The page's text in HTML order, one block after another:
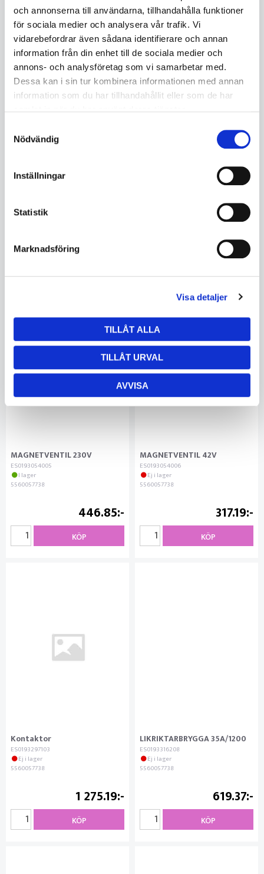
och annonserna till användarna, tillhandahålla funktioner
för sociala medier och analysera vår trafik. Vi
vidarebefordrar även sådana identifierare och annan
information från din enhet till de sociala medier och
annons- och analysföretag som vi samarbetar med.
Dessa kan i sin tur kombinera informationen med annan
information som du har tillhandahållit eller som de har
Nödvändig
Inställningar
Statistik
Marknadsföring
Visa detaljer
TILLÅT ALLA
TILLÅT URVAL
AVVISA
SIGNALLAMPA VIT 42-48V
ES0192576004
KÖP
331.12
MAGNETVENTIL 230V
ES0193054005
I lager
5560057738
446.85
KÖP
MAGNETVENTIL 42V
ES0193054006
Ej i lager
5560057738
317.19
KÖP
Kontaktor
ES0193297103
Ej i lager
5560057738
1 275.19
KÖP
LIKRIKTARBRYGGA 35A/1200
ES0193316208
Ej i lager
5560057738
619.37
KÖP